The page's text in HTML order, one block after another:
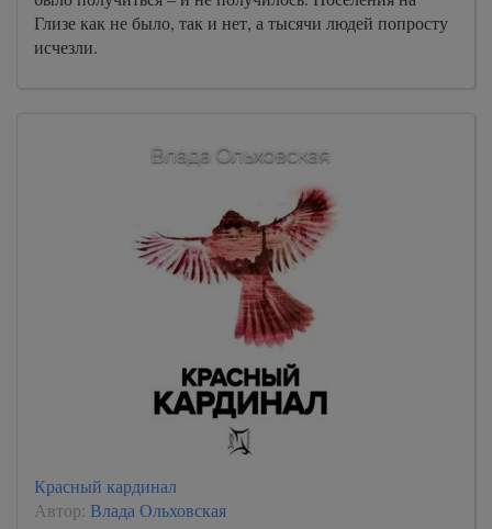
Глизе как не было, так и нет, а тысячи людей попросту
исчезли.
Красный кардинал
Автор: Влада Ольховская